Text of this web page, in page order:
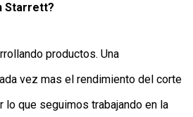
Starrett?
productos. Una
vez mas el rendimiento del corte
lo que seguimos trabajando en la